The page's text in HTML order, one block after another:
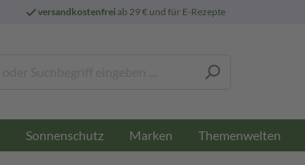
versandkostenfreiab 29 € und für E-Rezepte
Sonnenschutz Marken Themenwelten